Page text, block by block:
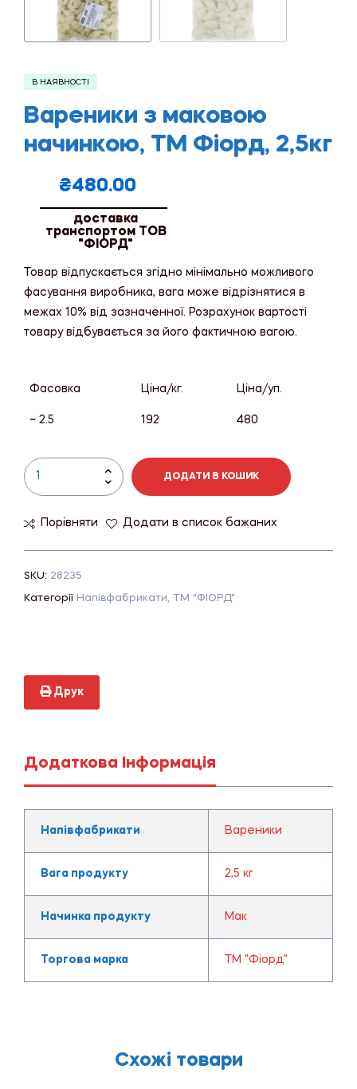
В НАЯВНОСТІ
Вареники з маковою
начинкою, ТМ Фіорд, 2,5кг
₴480.00
доставка
транспортом ТОВ
"ФІОРД"
Товар відпускається згідно мінімально можливого
фасування виробника, вага може відрізнятися в
межах 10% від зазначенної. Розрахунок вартості
товару відбувається за його фактичною вагою.
Фасовка Ціна/кг. Ціна/уп.
~ 2.5 192 480
ДОДАТИ В КОШИК
Порівняти Додати в список бажаних
SKU: 28235
Категорії Напівфабрикати, ТМ "ФІОРД"
Друк
Додаткова Інформація
Напівфабрикати Вареники
Вага продукту 2,5 кг
Начинка продукту Мак
Торгова марка ТМ "Фіорд"
Схожі товари